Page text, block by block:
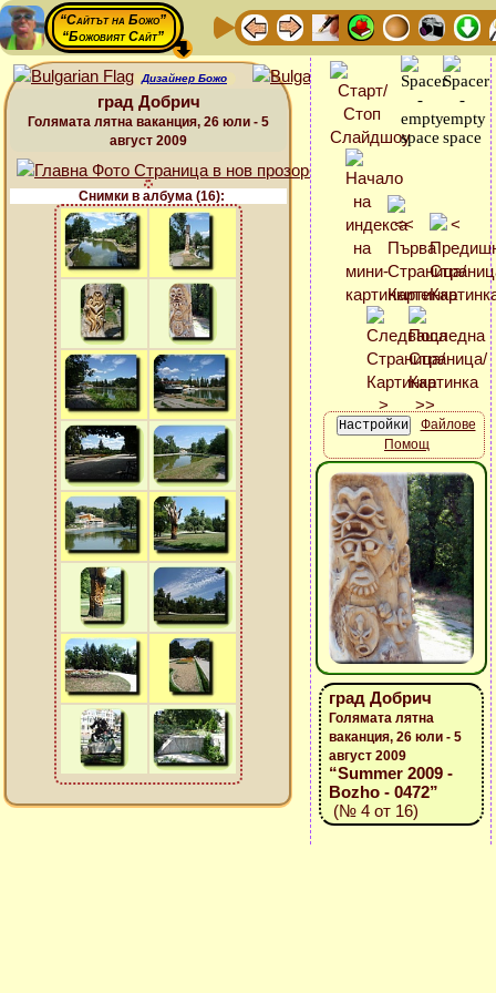
“Сайтът на Божо”
“Божовият Сайт”
Дизайнер Божо
град Добрич
Голямата лятна ваканция, 26 юли - 5
август 2009
Снимки в албума (16):
Файлове
Помощ
град Добрич
Голямата лятна
ваканция, 26 юли - 5
август 2009
“Summer 2009 -
Bozho - 0472”
(№ 4 от 16)